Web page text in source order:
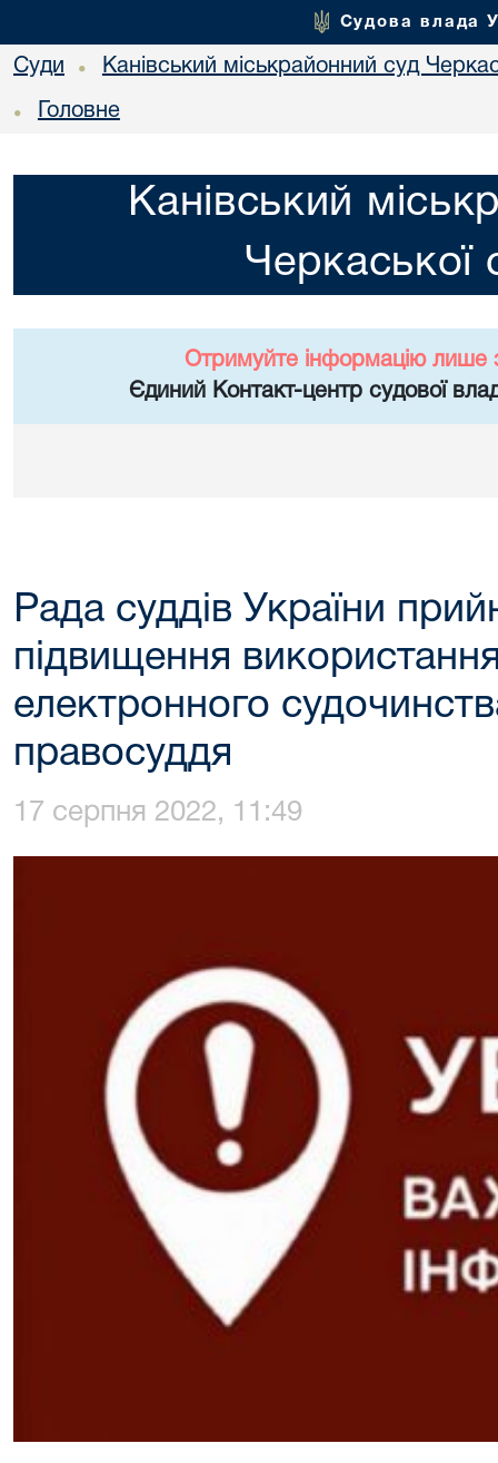
Судова влада
Суди • Канівський міськрайонний суд
• Головне
Канівський
Черкаської
Отримуйте інформацію лише
Єдиний Контакт-центр судової
Рада суддів України
підвищення
електронного
правосуддя
17 серпня 2022, 11:49